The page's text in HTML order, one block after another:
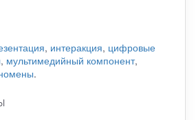
, интеракция, цифровые
, мультимедийный компонент,
.